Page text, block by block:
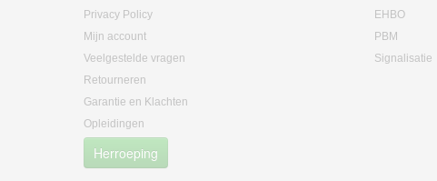
Privacy Policy
Mijn account
Veelgestelde vragen
Retourneren
Garantie en Klachten
Opleidingen
Herroeping
EHBO
PBM
Signalisatie